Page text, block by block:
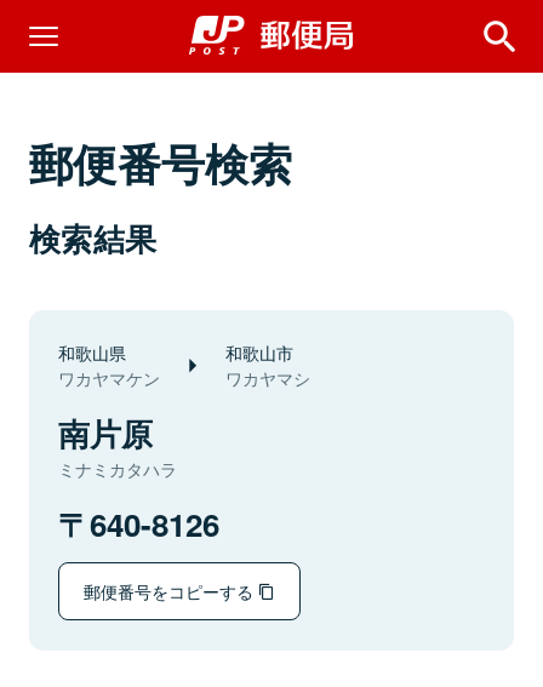
郵便番号検索
検索結果
和歌山県
ワカヤマケン
和歌山市
ワカヤマシ
南片原
ミナミカタハラ
640-8126
郵便番号をコピーする